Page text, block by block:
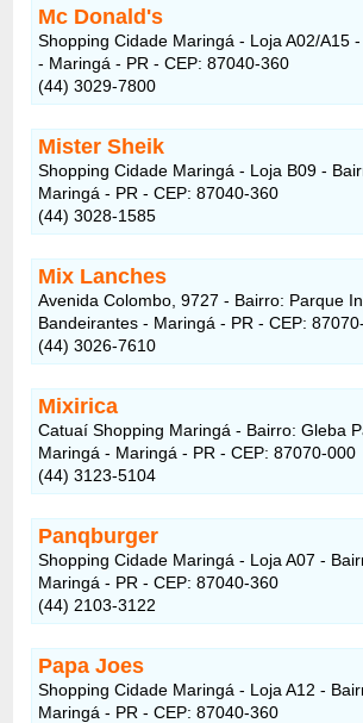
Mc Donald's
Shopping Cidade Maringá - Loja A02/A15
- Maringá - PR - CEP: 87040-360
(44) 3029-7800
Mister Sheik
Shopping Cidade Maringá - Loja B09 -
Maringá - PR - CEP: 87040-360
(44) 3028-1585
Mix Lanches
Avenida Colombo, 9727 - Bairro: Parque
Bandeirantes - Maringá - PR - CEP:
(44) 3026-7610
Mixirica
Catuaí Shopping Maringá - Bairro: Gleba
Maringá - Maringá - PR - CEP: 87070-000
(44) 3123-5104
Panqburger
Shopping Cidade Maringá - Loja A07 -
Maringá - PR - CEP: 87040-360
(44) 2103-3122
Papa Joes
Shopping Cidade Maringá - Loja A12 -
Maringá - PR - CEP: 87040-360